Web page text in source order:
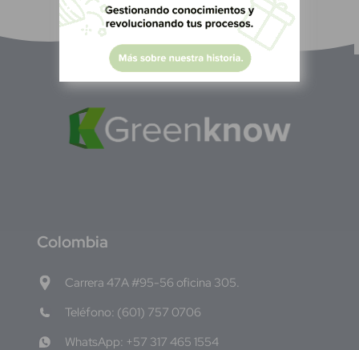
Colombia
Carrera 47A #95-56 oficina 305.
Teléfono: (601) 757 0706
WhatsApp: +57 317 465 1554